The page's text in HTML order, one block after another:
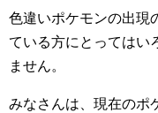
色違いポケモンの出現
ている方にとってはい
ません。
みなさんは、現在のポ